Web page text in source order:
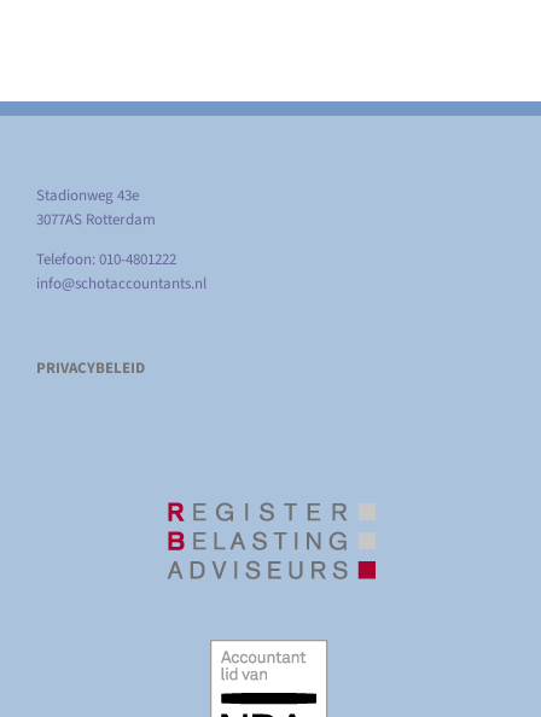
Stadionweg 43e
3077AS Rotterdam
Telefoon: 010-4801222
info@schotaccountants.nl
PRIVACYBELEID